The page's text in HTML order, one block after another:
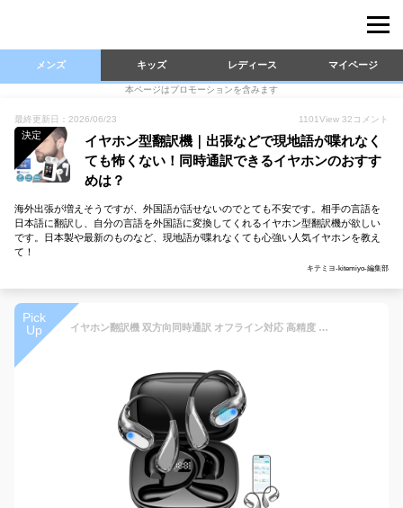
メンズ キッズ レディース マイページ
本ページはプロモーションを含みます
最終更新日：2026/06/23 1101View 32 コメント
決定
イヤホン型翻訳機｜出張などで現地語が喋れなく
ても怖くない！同時通訳できるイヤホンのおすす
めは？
海外出張が増えそうですが、外国語が話せないのでとても不安です。相手の言語を
日本語に翻訳し、自分の言語を外国語に変換してくれるイヤホン型翻訳機が欲しい
です。日本製や最新のものなど、現地語が喋れなくても心強い人気イヤホンを教え
て！
キテミヨ-kitemiyo-編集部
Pick
Up
イヤホン翻訳機 双方向同時通訳 オフライン対応 高精度 通訳機 軽量 指向性ノイズ低減 ハンズフリートーク 150言語対応 音声翻訳機 AI翻訳機 Bluetooth接続 専用アプリ iOS&Android対応 海外旅行 出張 音楽·通話 （オンライン式、オフライン式対応）Chamequinho